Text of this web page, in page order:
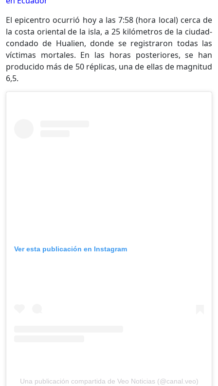
El epicentro ocurrió hoy a las 7:58 (hora local) cerca de
la costa oriental de la isla, a 25 kilómetros de la ciudad-
condado de Hualien, donde se registraron todas las
víctimas mortales. En las horas posteriores, se han
producido más de 50 réplicas, una de ellas de magnitud
6,5.
Ver esta publicación en Instagram
Una publicación compartida de Veo Noticias (@canal.veo)